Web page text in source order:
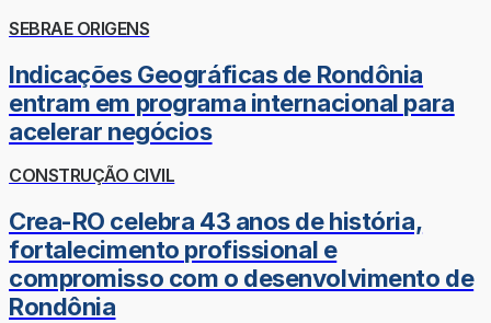
SEBRAE ORIGENS
Indicações Geográficas de Rondônia
entram em programa internacional para
acelerar negócios
CONSTRUÇÃO CIVIL
Crea-RO celebra 43 anos de história,
fortalecimento profissional e
compromisso com o desenvolvimento de
Rondônia